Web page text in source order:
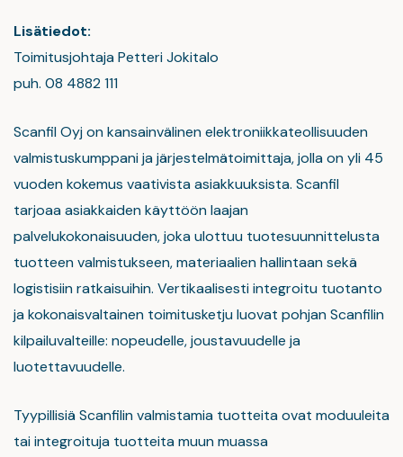
Lisätiedot:
Toimitusjohtaja Petteri Jokitalo
puh. 08 4882 111
Scanfil Oyj on kansainvälinen elektroniikkateollisuuden
valmistuskumppani ja järjestelmätoimittaja, jolla on yli 45
vuoden kokemus vaativista asiakkuuksista. Scanfil
tarjoaa asiakkaiden käyttöön laajan
palvelukokonaisuuden, joka ulottuu tuotesuunnittelusta
tuotteen valmistukseen, materiaalien hallintaan sekä
logistisiin ratkaisuihin. Vertikaalisesti integroitu tuotanto
ja kokonaisvaltainen toimitusketju luovat pohjan Scanfilin
kilpailuvalteille: nopeudelle, joustavuudelle ja
luotettavuudelle.
Tyypillisiä Scanfilin valmistamia tuotteita ovat moduuleita
tai integroituja tuotteita muun muassa